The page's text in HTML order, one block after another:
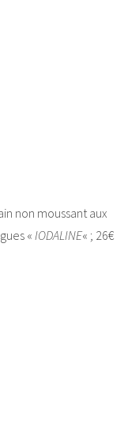
non moussant aux
«IODALINE« ; 26€